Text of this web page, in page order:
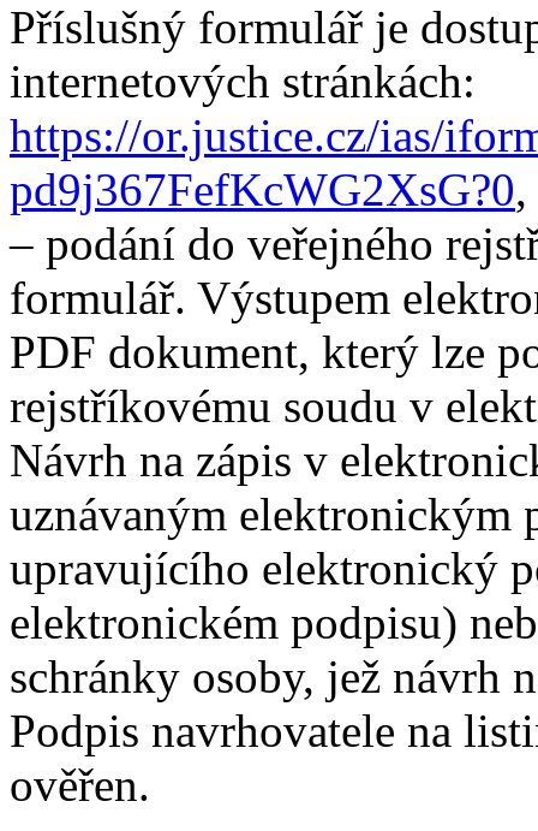
Příslušný formulář je
internetových stránkách:
https://or.justice.cz/ias/
pd9j367FefKcWG2XsG?0
– podání do veřejného
formulář. Výstupem
PDF dokument, který lze
rejstříkovému soudu v
Návrh na zápis v
uznávaným elektronickým
upravujícího elektronický
elektronickém podpisu)
schránky osoby, jež návrh
Podpis navrhovatele na
ověřen.